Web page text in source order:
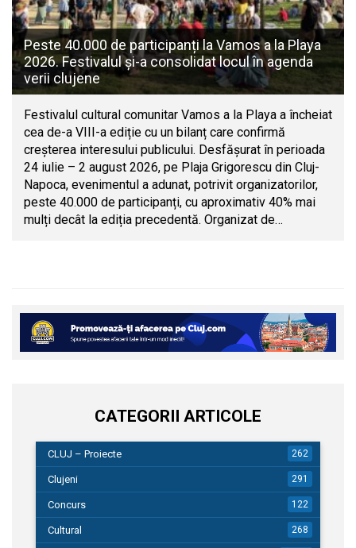
Peste 40.000 de participanți la Vamos a la Playa
2026. Festivalul și-a consolidat locul în agenda
verii clujene
Festivalul cultural comunitar Vamos a la Playa a încheiat
cea de-a VIII-a ediție cu un bilanț care confirmă
creșterea interesului publicului. Desfășurat în perioada
24 iulie – 2 august 2026, pe Plaja Grigorescu din Cluj-
Napoca, evenimentul a adunat, potrivit organizatorilor,
peste 40.000 de participanți, cu aproximativ 40% mai
mulți decât la ediția precedentă. Organizat de…
CATEGORII ARTICOLE
CLUJ – Proiecte 262
Clujeni 291
Concurs 122
Cultural 268